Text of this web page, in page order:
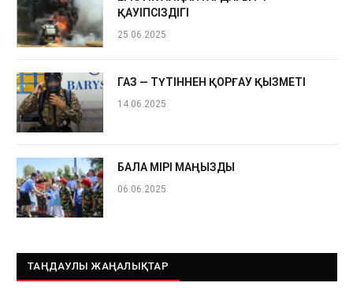
ҚАУІПСІЗДІГІ
25.06.2025
ГАЗ — ТҮТІННЕН ҚОРҒАУ ҚЫЗМЕТІ
14.06.2025
БАЛА ӨМІРІ МАҢЫЗДЫ
06.06.2025
ТАҢДАУЛЫ ЖАҢАЛЫҚТАР